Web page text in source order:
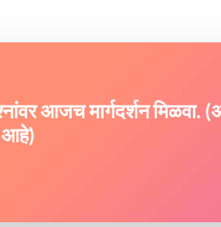
आजच मार्गदर्शन मिळवा.
आहे)